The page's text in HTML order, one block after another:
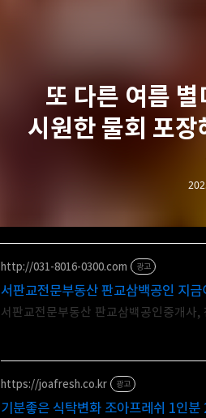
또 다른 여름
시원한 물회 포
http://031-8016-0300.com 광고
서판교전문부동산 판교삼백공인 지
서판교전문부동산 판교삼백공인중개사,
https://joafresh.co.kr 광고
기분좋은 식탁변화 조아프레쉬 1인